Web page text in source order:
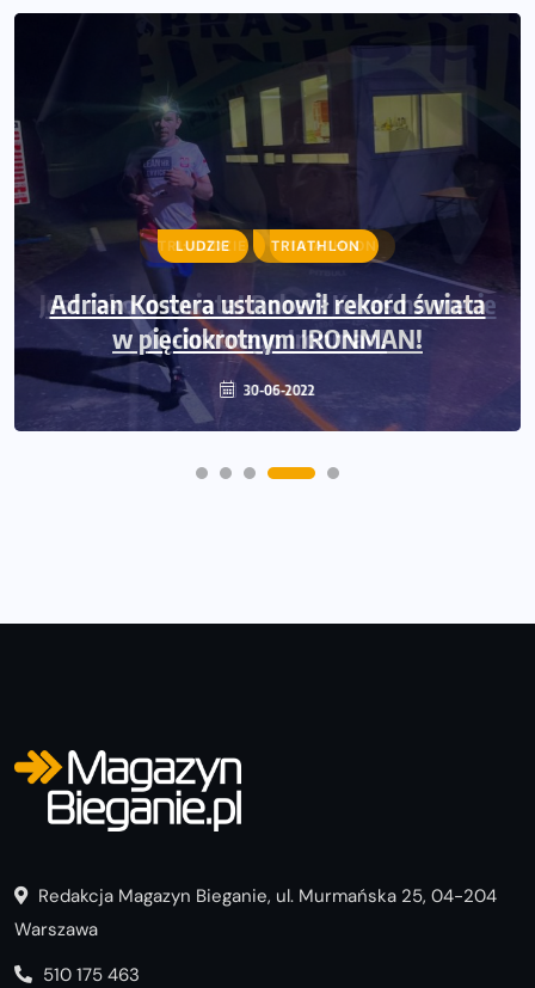
LUDZIE TRIATHLON
Adrian Kostera ustanowił rekord świata
w pięciokrotnym IRONMAN!
30-06-2022
Redakcja Magazyn Bieganie, ul. Murmańska 25, 04-204
Warszawa
510 175 463